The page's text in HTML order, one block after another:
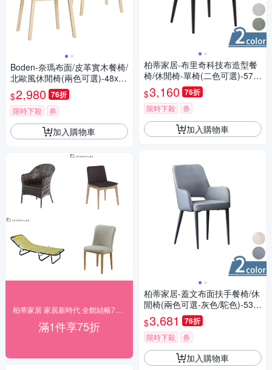
Boden-奈瑪布面/皮革實木餐椅/
北歐風休閒椅(兩色可選)-48x57
x81x46cm
$2,980 76折
限時下殺 券
加入購物車
滿1件享75折
柏蒂家居-布里奇科技布造型餐
椅/休閒椅-單椅(二色可選)-57x
54x78cm
$3,160 76折
限時下殺 券
加入購物車
柏蒂家居-蓋文布面扶手餐椅/休
閒椅(兩色可選-灰色/駝色)-53x
63x87cm
$3,681 76折
限時下殺 券
加入購物車